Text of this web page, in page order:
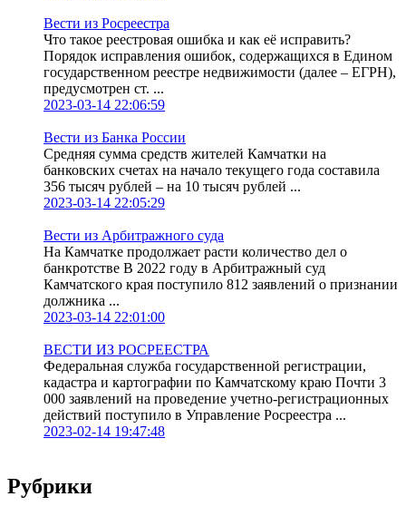
Вести из Росреестра
Что такое реестровая ошибка и как её исправить?
Порядок исправления ошибок, содержащихся в Едином
государственном реестре недвижимости (далее – ЕГРН),
предусмотрен ст. ...
2023-03-14 22:06:59
Вести из Банка России
Средняя сумма средств жителей Камчатки на
банковских счетах на начало текущего года составила
356 тысяч рублей – на 10 тысяч рублей ...
2023-03-14 22:05:29
Вести из Арбитражного суда
На Камчатке продолжает расти количество дел о
банкротстве В 2022 году в Арбитражный суд
Камчатского края поступило 812 заявлений о признании
должника ...
2023-03-14 22:01:00
ВЕСТИ ИЗ РОСРЕЕСТРА
Федеральная служба государственной регистрации,
кадастра и картографии по Камчатскому краю Почти 3
000 заявлений на проведение учетно-регистрационных
действий поступило в Управление Росреестра ...
2023-02-14 19:47:48
Рубрики